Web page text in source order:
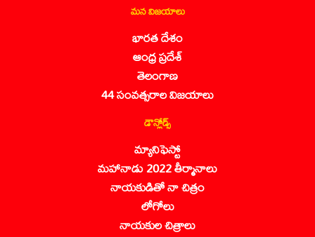
మన విజయాలు
భారత దేశం
ఆంధ్ర ప్రదేశ్
తెలంగాణ
44 సంవత్సరాల విజయాలు
డౌన్లోడ్స్
మ్యానిఫెస్టో
మహానాడు 2022 తీర్మానాలు
నాయకుడితో నా చిత్రం
లోగోలు
నాయకుల చిత్రాలు